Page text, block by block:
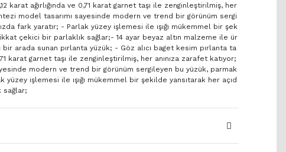
karat ağırlığında ve 0,71 karat garnet taşı ile zenginleştirilmiş, her
model tasarımı sayesinde modern ve trend bir görünüm sergi
fark yaratır; - Parlak yüzey işlemesi ile ışığı mükemmel bir şek
çekici bir parlaklık sağlar;- 14 ayar beyaz altın malzeme ile ür
bir arada sunan pırlanta yüzük; - Göz alıcı baget kesim pırlanta ta
karat garnet taşı ile zenginleştirilmiş, her anınıza zarafet katıyor;
modern ve trend bir görünüm sergileyen bu yüzük, parmak
yüzey işlemesi ile ışığı mükemmel bir şekilde yansıtarak her açıd
sağlar;